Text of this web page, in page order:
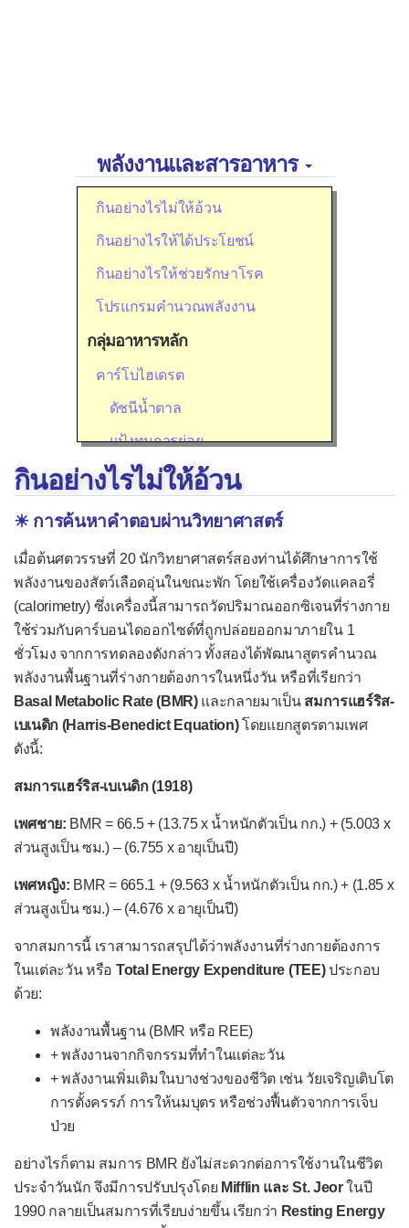
พลังงานและสารอาหาร
กินอย่างไรไม่ให้อ้วน
กินอย่างไรให้ได้ประโยชน์
กินอย่างไรให้ช่วยรักษาโรค
โปรแกรมคำนวณพลังงาน
กลุ่มอาหารหลัก
คาร์โบไฮเดรต
ดัชนีน้ำตาล
แป้งทนการย่อย
โปรตีน
กรดไขมันจำเป็น
ใยอาหาร (Dietary fiber)
สารอาหารที่จำเป็น
วิตามินในธรรมชาติ
วิตามิน A (Retinol)
วิตามิน B 1 (Thiamine)
(Riboflavin)
วิตามิน B 3(Niacin)
5 (Pantothenic acid)
วิตามิน B6(Pyridoxine)
วิตามิน B 9(Folate)
วิตามิน B12 (Cobalamin)
วิตามิน C (Ascorbic acid)
กำมะถัน (Sulfur)
แคลเซียม (Calcium)
กินอย่างไรไม่ให้อ้วน
☀ การค้นหาคำตอบผ่านวิทยาศาสตร์
เมื่อต้นศตวรรษที่ 20 นักวิทยาศาสตร์สองท่านได้ศึกษาการใช้
พลังงานของสัตว์เลือดอุ่นในขณะพัก โดยใช้เครื่องวัดแคลอรี่
(calorimetry) ซึ่งเครื่องนี้สามารถวัดปริมาณออกซิเจนที่ร่างกาย
ใช้ร่วมกับคาร์บอนไดออกไซด์ที่ถูกปล่อยออกมาภายใน 1
ชั่วโมง จากการทดลองดังกล่าว ทั้งสองได้พัฒนาสูตรคำนวณ
พลังงานพื้นฐานที่ร่างกายต้องการในหนึ่งวัน หรือที่เรียกว่า
Basal Metabolic Rate (BMR)และกลายมาเป็น สมการแฮร์ริส-
เบเนดิก (Harris-Benedict Equation)โดยแยกสูตรตามเพศ
ดังนี้:
สมการแฮร์ริส-เบเนดิก (1918)
เพศชาย: BMR = 66.5 + (13.75 x น้ำหนักตัวเป็น กก.) + (5.003 x
ส่วนสูงเป็น ซม.) – (6.755 x อายุเป็นปี)
เพศหญิง: BMR = 665.1 + (9.563 x น้ำหนักตัวเป็น กก.) + (1.85 x
ส่วนสูงเป็น ซม.) – (4.676 x อายุเป็นปี)
จากสมการนี้ เราสามารถสรุปได้ว่าพลังงานที่ร่างกายต้องการ
ในแต่ละวัน หรือ Total Energy Expenditure (TEE)ประกอบ
ด้วย:
พลังงานพื้นฐาน (BMR หรือ REE)
+ พลังงานจากกิจกรรมที่ทำในแต่ละวัน
+ พลังงานเพิ่มเติมในบางช่วงของชีวิต เช่น วัยเจริญเติบโต
การตั้งครรภ์ การให้นมบุตร หรือช่วงฟื้นตัวจากการเจ็บ
ป่วย
อย่างไรก็ตาม สมการ BMR ยังไม่สะดวกต่อการใช้งานในชีวิต
ประจำวันนัก จึงมีการปรับปรุงโดย Mifflin และ St. Jeorในปี
1990 กลายเป็นสมการที่เรียบง่ายขึ้น เรียกว่า Resting Energy